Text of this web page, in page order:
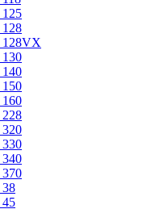
128VX